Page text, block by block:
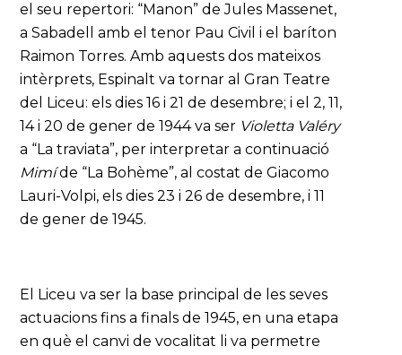
el seu repertori: “Manon” de Jules Massenet,
a Sabadell amb el tenor Pau Civil i el baríton
Raimon Torres. Amb aquests dos mateixos
intèrprets, Espinalt va tornar al Gran Teatre
del Liceu: els dies 16 i 21 de desembre; i el 2, 11,
14 i 20 de gener de 1944 va ser Violetta Valéry
a “La traviata”, per interpretar a continuació
Mimíde “La Bohème”, al costat de Giacomo
Lauri-Volpi, els dies 23 i 26 de desembre, i 11
de gener de 1945.
El Liceu va ser la base principal de les seves
actuacions fins a finals de 1945, en una etapa
en què el canvi de vocalitat li va permetre